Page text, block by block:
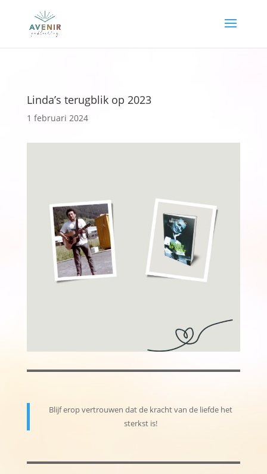
Linda’s terugblik op 2023
1 februari 2024
Blijf erop vertrouwen dat de kracht van de liefde het
sterkst is!